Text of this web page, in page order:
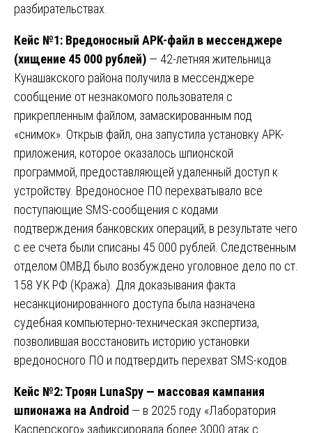
разбирательствах.
Кейс №1: Вредоносный APK-файл в мессенджере
(хищение 45 000 рублей) — 42-летняя жительница
Кунашакского района получила в мессенджере
сообщение от незнакомого пользователя с
прикрепленным файлом, замаскированным под
«снимок». Открыв файл, она запустила установку APK-
приложения, которое оказалось шпионской
программой, предоставляющей удаленный доступ к
устройству. Вредоносное ПО перехватывало все
поступающие SMS-сообщения с кодами
подтверждения банковских операций, в результате чего
с ее счета были списаны 45 000 рублей. Следственным
отделом ОМВД было возбуждено уголовное дело по ст.
158 УК РФ (Кража). Для доказывания факта
несанкционированного доступа была назначена
судебная компьютерно-техническая экспертиза,
позволившая восстановить историю установки
вредоносного ПО и подтвердить перехват SMS-кодов.
Кейс №2: Троян LunaSpy — массовая кампания
шпионажа на Android — в 2025 году «Лаборатория
Касперского» зафиксировала более 3000 атак с